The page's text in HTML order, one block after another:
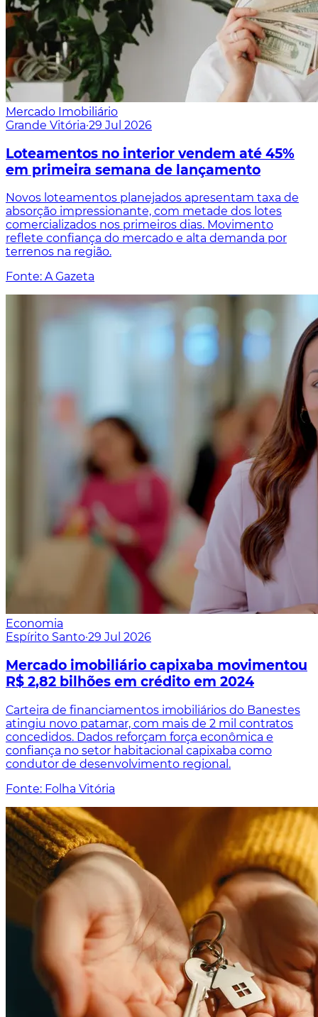
Mercado Imobiliário
Grande Vitória·29 Jul 2026
Loteamentos no interior vendem até 45%
em primeira semana de lançamento
Novos loteamentos planejados apresentam taxa de
absorção impressionante, com metade dos lotes
comercializados nos primeiros dias. Movimento
reflete confiança do mercado e alta demanda por
terrenos na região.
Fonte: A Gazeta
Economia
Espírito Santo·29 Jul 2026
Mercado imobiliário capixaba movimentou
R$ 2,82 bilhões em crédito em 2024
Carteira de financiamentos imobiliários do Banestes
atingiu novo patamar, com mais de 2 mil contratos
concedidos. Dados reforçam força econômica e
confiança no setor habitacional capixaba como
condutor de desenvolvimento regional.
Fonte: Folha Vitória